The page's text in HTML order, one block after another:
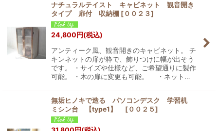
ナチュラルテイスト キャビネット 観音開き
タイプ 扉付 収納棚 [００２３]
24,800円(税込)
アンティーク風、観音開きのキャビネット。 チ
キンネットの扉が粋で、飾りつけに幅が出そう
です。 ・サイズや仕様など、ご希望通りに製作
可能。 ・木の扉に変更も可能。 ・ネット…
無垢ヒノキで造る パソコンデスク 学習机
ミシン台 【type1】
[００２５]